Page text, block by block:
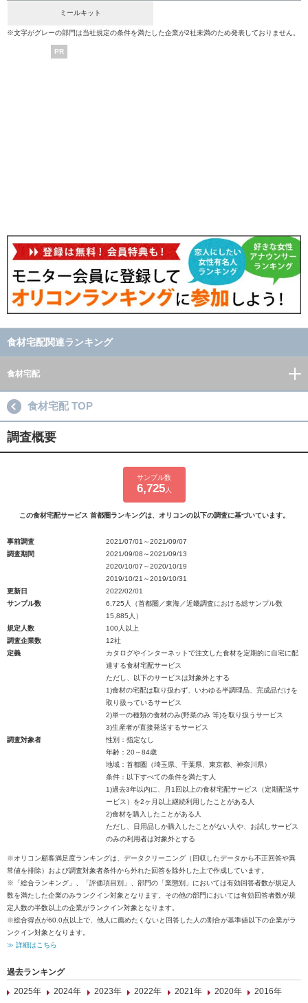
ミールキット
※文字がグレーの部門は当社規定の条件を満たした企業が2社未満のため発表しておりません。
PR
食材宅配関連ランキング
食材宅配
食材宅配 TOP
調査概要
サンプル数
6,725人
この食材宅配サービス 首都圏ランキングは、オリコンの以下の調査に基づいています。
事前調査
2021/07/01～2021/09/07
調査期間
2021/09/08～2021/09/13
2020/10/07～2020/10/19
2019/10/21～2019/10/31
更新日
2022/02/01
サンプル数
6,725人（首都圏／東海／近畿調査における総サンプル数
15,885人）
規定人数
100人以上
調査企業数
12社
定義
カタログやインターネットで注文した食材を定期的に自宅に配
達する食材宅配サービス
ただし、以下のサービスは対象外とする
1)食材の宅配は取り扱わず、いわゆる半調理品、完成品だけを
取り扱っているサービス
2)単一の種類の食材のみ(野菜のみ 等)を取り扱うサービス
3)生産者が直接発送するサービス
調査対象者
性別：指定なし
年齢：20～84歳
地域：首都圏（埼玉県、千葉県、東京都、神奈川県）
条件：以下すべての条件を満たす人
1)過去3年以内に、月1回以上の食材宅配サービス（定期配送サ
ービス）を2ヶ月以上継続利用したことがある人
2)食材を購入したことがある人
ただし、日用品しか購入したことがない人や、お試しサービス
のみの利用者は対象外とする
※オリコン顧客満足度ランキングは、データクリーニング（回収したデータから不正回答や異
常値を排除）および調査対象者条件から外れた回答を除外した上で作成しています。
※「総合ランキング」、「評価項目別」、部門の「業態別」においては有効回答者数が規定人
数を満たした企業のみランクイン対象となります。その他の部門においては有効回答者数が規
定人数の半数以上の企業がランクイン対象となります。
※総合得点が60.0点以上で、他人に薦めたくないと回答した人の割合が基準値以下の企業がラ
ンクイン対象となります。
≫ 詳細はこちら
過去ランキング
2025年
2024年 2023年 2022年 2021年 2020年
2016年